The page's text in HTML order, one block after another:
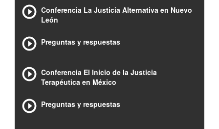
Conferencia La Justicia Alternativa en Nuevo
León
Preguntas y respuestas
Conferencia El Inicio de la Justicia
Terapéutica en México
Preguntas y respuestas